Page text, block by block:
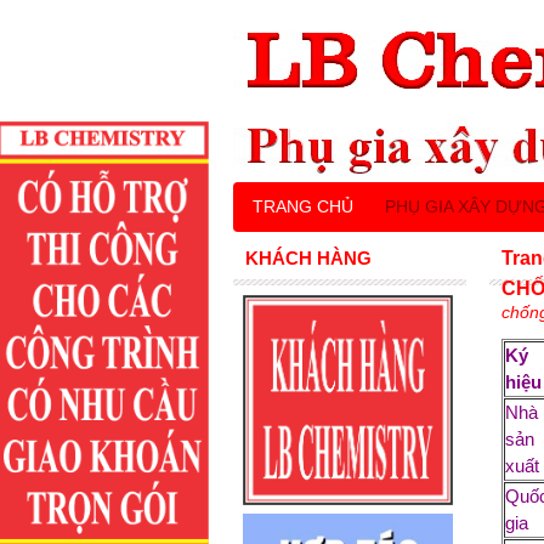
Ký
hiệu
Nhà
sản
xuất
gia
KHÁCH HÀNG
TRANG CHỦ PHỤ GIA XÂY